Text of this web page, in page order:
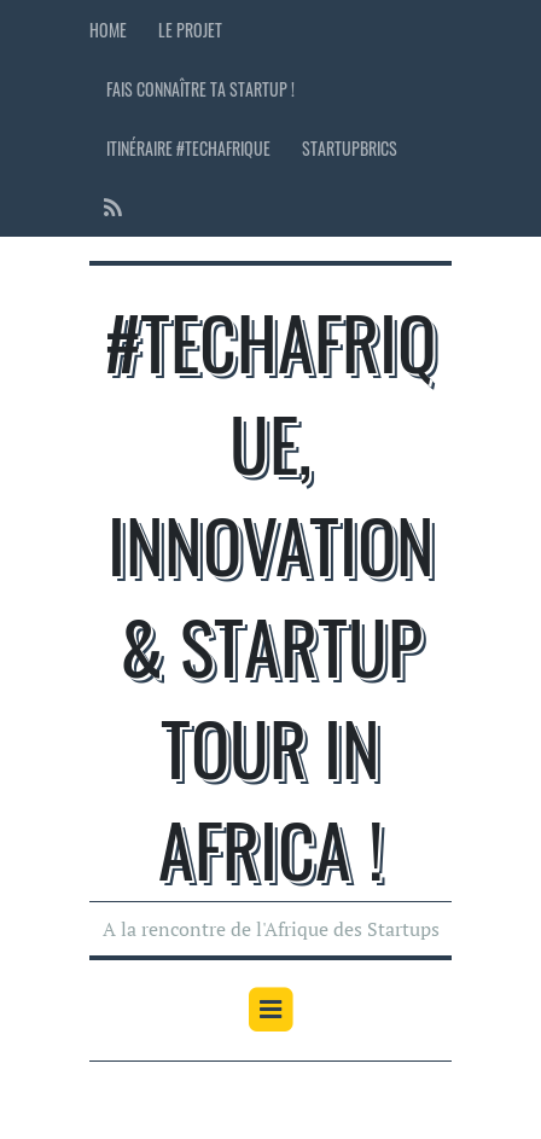
HOME LE PROJET
FAIS CONNAÎTRE TA STARTUP !
ITINÉRAIRE #TECHAFRIQUE STARTUPBRICS
#TECHAFRIQ
UE,
INNOVATION
& STARTUP
TOUR IN
AFRICA !
A la rencontre de l'Afrique des Startups